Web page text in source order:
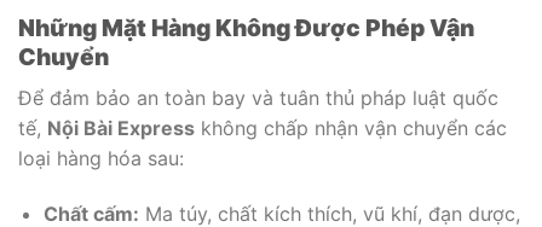
Những Mặt Hàng Không Được Phép Vận
Chuyển
Để đảm bảo an toàn bay và tuân thủ pháp luật quốc
tế, Nội Bài Express không chấp nhận vận chuyển các
loại hàng hóa sau:
Chất cấm: Ma túy, chất kích thích, vũ khí, đạn dược,